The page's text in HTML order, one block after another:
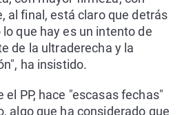
al final, está claro que detrás
que hay es un intento de
de la ultraderecha y la
ha insistido.
el PP, hace "escasas fechas"
algo que ha considerado que